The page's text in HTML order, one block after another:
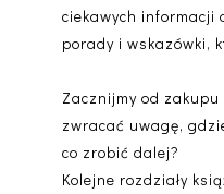
ciekawych informacji
porady i wskazówki,
Zacznijmy od
zwracać uwagę,
co zrobić dalej?
Kolejne rozdziały